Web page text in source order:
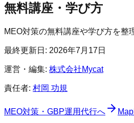
無料講座・学び方
MEO対策の無料講座や学び方を整
最終更新日: 2026年7月17日
運営・編集: 株式会社Mycat
責任者: 村岡 功規
MEO対策・GBP運用代行へ